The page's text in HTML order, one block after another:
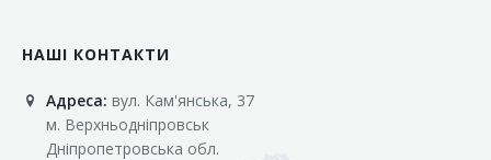
«Свіжачок»
«Сільпо»
«Фора»
НАШІ КОНТАКТИ
Адреса: вул. Кам'янська, 37
м. Верхньодніпровськ
Дніпропетровська обл.